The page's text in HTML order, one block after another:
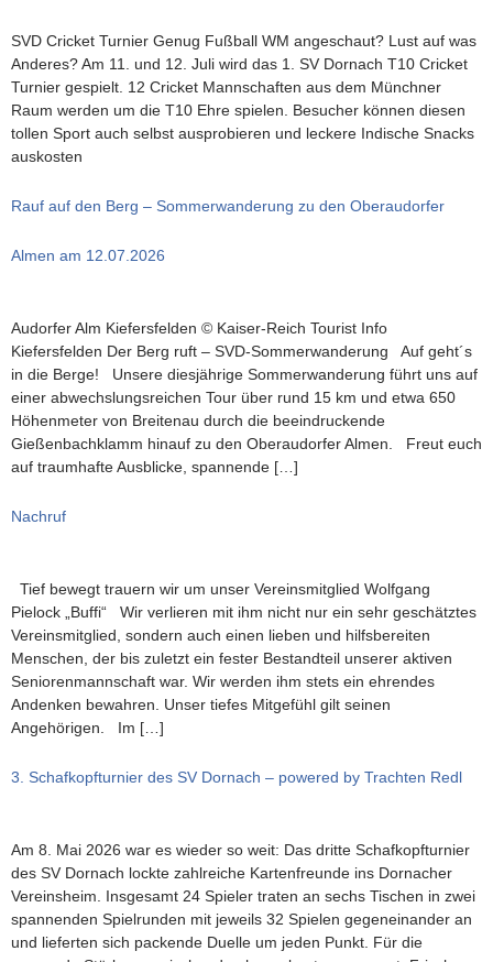
SVD Cricket Turnier Genug Fußball WM angeschaut? Lust auf was
Anderes? Am 11. und 12. Juli wird das 1. SV Dornach T10 Cricket
Turnier gespielt. 12 Cricket Mannschaften aus dem Münchner
Raum werden um die T10 Ehre spielen. Besucher können diesen
tollen Sport auch selbst ausprobieren und leckere Indische Snacks
auskosten
Rauf auf den Berg – Sommerwanderung zu den Oberaudorfer
Almen am 12.07.2026
Audorfer Alm Kiefersfelden © Kaiser-Reich Tourist Info
Kiefersfelden Der Berg ruft – SVD-Sommerwanderung Auf geht´s
in die Berge! Unsere diesjährige Sommerwanderung führt uns auf
einer abwechslungsreichen Tour über rund 15 km und etwa 650
Höhenmeter von Breitenau durch die beeindruckende
Gießenbachklamm hinauf zu den Oberaudorfer Almen. Freut euch
auf traumhafte Ausblicke, spannende […]
Nachruf
Tief bewegt trauern wir um unser Vereinsmitglied Wolfgang
Pielock „Buffi“ Wir verlieren mit ihm nicht nur ein sehr geschätztes
Vereinsmitglied, sondern auch einen lieben und hilfsbereiten
Menschen, der bis zuletzt ein fester Bestandteil unserer aktiven
Seniorenmannschaft war. Wir werden ihm stets ein ehrendes
Andenken bewahren. Unser tiefes Mitgefühl gilt seinen
Angehörigen. Im […]
3. Schafkopfturnier des SV Dornach – powered by Trachten Redl
Am 8. Mai 2026 war es wieder so weit: Das dritte Schafkopfturnier
des SV Dornach lockte zahlreiche Kartenfreunde ins Dornacher
Vereinsheim. Insgesamt 24 Spieler traten an sechs Tischen in zwei
spannenden Spielrunden mit jeweils 32 Spielen gegeneinander an
und lieferten sich packende Duelle um jeden Punkt. Für die